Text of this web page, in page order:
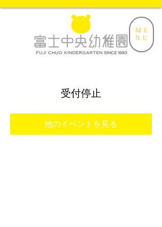
ME
NU
受付停止
他のイベントを見る